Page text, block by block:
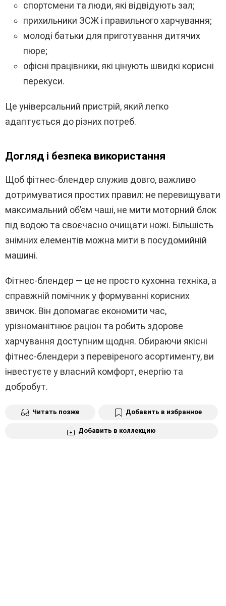
спортсмени та люди, які відвідують зал;
прихильники ЗСЖ і правильного харчування;
молоді батьки для приготування дитячих
пюре;
офісні працівники, які цінують швидкі корисні
перекуси.
Це універсальний пристрій, який легко
адаптується до різних потреб.
Догляд і безпека використання
Щоб фітнес-блендер служив довго, важливо
дотримуватися простих правил: не перевищувати
максимальний об’єм чаші, не мити моторний блок
під водою та своєчасно очищати ножі. Більшість
знімних елементів можна мити в посудомийній
машині.
Фітнес-блендер — це не просто кухонна техніка, а
справжній помічник у формуванні корисних
звичок. Він допомагає економити час,
урізноманітнює раціон та робить здорове
харчування доступним щодня. Обираючи якісні
фітнес-блендери з перевіреного асортименту, ви
інвестуєте у власний комфорт, енергію та
добробут.
Читать позже Добавить в избранное
Добавить в коллекцию